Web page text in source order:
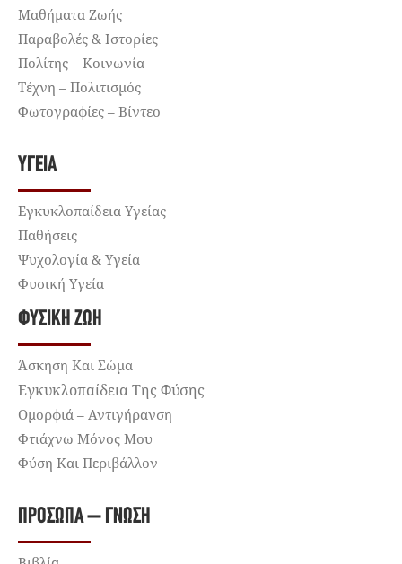
Μαθήματα Ζωής
Παραβολές & Ιστορίες
Πολίτης – Κοινωνία
Τέχνη – Πολιτισμός
Φωτογραφίες – Βίντεο
ΥΓΕΊΑ
Εγκυκλοπαίδεια Υγείας
Παθήσεις
Ψυχολογία & Υγεία
Φυσική Υγεία
ΦΥΣΙΚΉ ΖΩΉ
Άσκηση Και Σώμα
Εγκυκλοπαίδεια Της Φύσης
Ομορφιά – Αντιγήρανση
Φτιάχνω Μόνος Μου
Φύση Και Περιβάλλον
ΠΡΌΣΩΠΑ – ΓΝΏΣΗ